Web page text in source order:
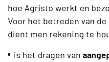
hoe Agristo werkt en
Voor het betreden van
dient men rekening te
is het dragen van